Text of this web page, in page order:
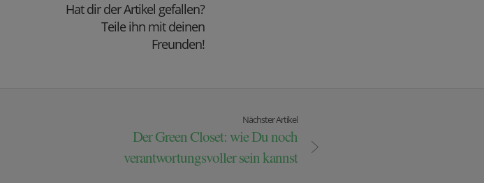
Hat dir der Artikel gefallen?
Teile ihn mit deinen
Freunden!
Nächster Artikel
Der Green Closet: wie Du noch
verantwortungsvoller sein kannst